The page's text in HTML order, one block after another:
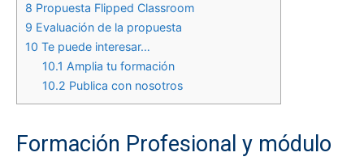
8 Propuesta Flipped Classroom
9 Evaluación de la propuesta
10 Te puede interesar…
10.1 Amplia tu formación
10.2 Publica con nosotros
Formación Profesional y módulo